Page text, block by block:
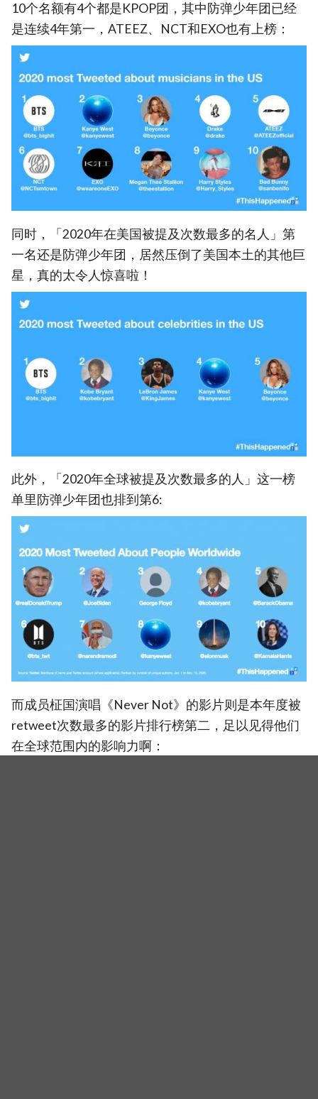
10个名额有4个都是KPOP团，其中防弹少年团已经
是连续4年第一，ATEEZ、NCT和EXO也有上榜：
同时，「2020年在美国被提及次数最多的名人」第
一名还是防弹少年团，居然压倒了美国本土的其他巨
星，真的太令人惊喜啦！
此外，「2020年全球被提及次数最多的人」这一榜
单里防弹少年团也排到第6:
而成员柾国演唱《Never Not》的影片则是本年度被
retweet次数最多的影片排行榜第二，足以见得他们
在全球范围内的影响力啊：